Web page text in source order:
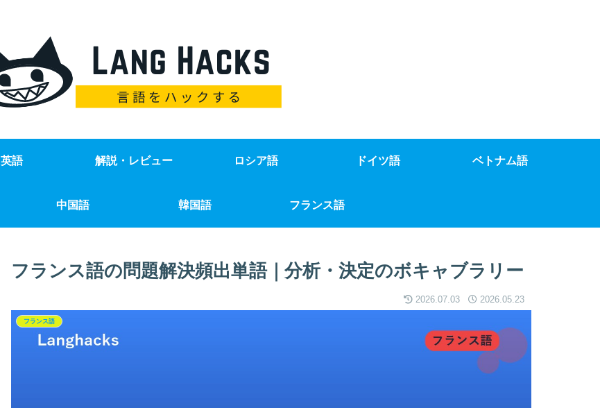
英語 解説・レビュー ロシア語 ドイツ語 ベトナム語
中国語 韓国語 フランス語
フランス語の問題解決頻出単語｜分析・決定のボキャブラリー
2026.07.03 2026.05.23
フランス語